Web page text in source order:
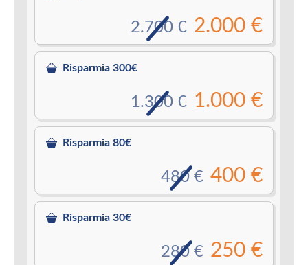
2.000 €
2.700 €
Risparmia 300€
1.000 €
1.300 €
Risparmia 80€
400 €
480 €
Risparmia 30€
250 €
280 €